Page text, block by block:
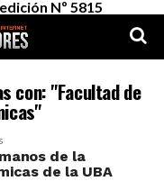
Nº 5815
con: "Facultad de
de la
de la UBA